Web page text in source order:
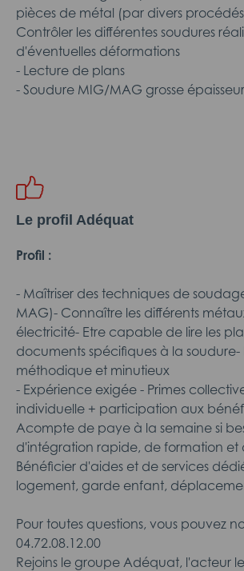
pièces de métal (par divers
Contrôler les différentes soudures
d'éventuelles déformations
- Lecture de plans
- Soudure MIG/MAG grosse épaisseur
Le profil Adéquat
Profil :
- Maîtriser des techniques de
MAG)- Connaître les différents
électricité- Etre capable de lire les
documents spécifiques à la soudure-
méthodique et minutieux
- Expérience exigée - Primes
individuelle + participation aux
Acompte de paye à la semaine si
d'intégration rapide, de formation et
Bénéficier d'aides et de services
logement, garde enfant,
Pour toutes questions, vous pouvez
04.72.08.12.00
Rejoins le groupe Adéquat, l'acteur